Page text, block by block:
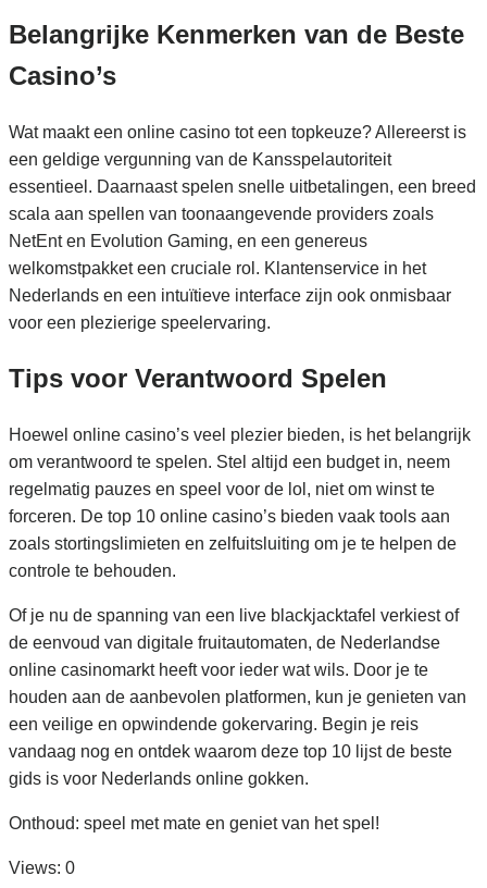
Belangrijke Kenmerken van de Beste
Casino’s
Wat maakt een online casino tot een topkeuze? Allereerst is
een geldige vergunning van de Kansspelautoriteit
essentieel. Daarnaast spelen snelle uitbetalingen, een breed
scala aan spellen van toonaangevende providers zoals
NetEnt en Evolution Gaming, en een genereus
welkomstpakket een cruciale rol. Klantenservice in het
Nederlands en een intuïtieve interface zijn ook onmisbaar
voor een plezierige speelervaring.
Tips voor Verantwoord Spelen
Hoewel online casino’s veel plezier bieden, is het belangrijk
om verantwoord te spelen. Stel altijd een budget in, neem
regelmatig pauzes en speel voor de lol, niet om winst te
forceren. De top 10 online casino’s bieden vaak tools aan
zoals stortingslimieten en zelfuitsluiting om je te helpen de
controle te behouden.
Of je nu de spanning van een live blackjacktafel verkiest of
de eenvoud van digitale fruitautomaten, de Nederlandse
online casinomarkt heeft voor ieder wat wils. Door je te
houden aan de aanbevolen platformen, kun je genieten van
een veilige en opwindende gokervaring. Begin je reis
vandaag nog en ontdek waarom deze top 10 lijst de beste
gids is voor Nederlands online gokken.
Onthoud: speel met mate en geniet van het spel!
Views: 0